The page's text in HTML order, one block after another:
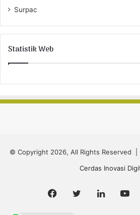
Surpac
Statistik Web
© Copyright 2026, All Rights Reserved |
Cerdas Inovasi
Facebook
TwitterLinkedIn